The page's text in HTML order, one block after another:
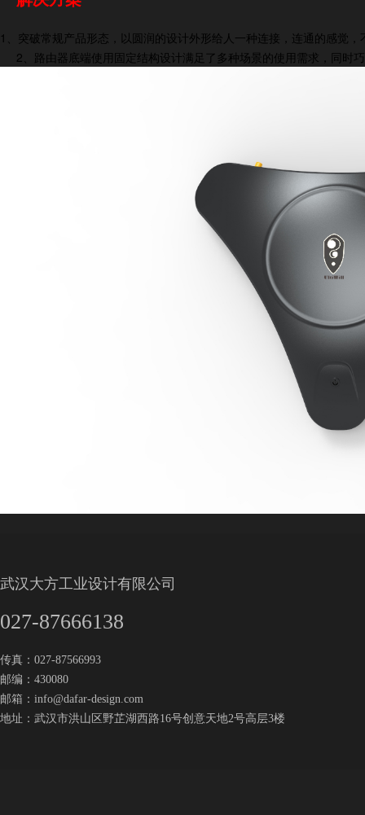
1、突破常规产品形态，以圆润的设计外形给人一种连接，连通的感觉
2、路由器底端使用固定结构设计满足了多种场景的使用需求，同时
武汉大方工业设计有限公司
027-87666138
传真：027-87566993
邮编：430080
邮箱： info@dafar-design.com
地址：武汉市洪山区野芷湖西路16号创意天地2号高层3楼